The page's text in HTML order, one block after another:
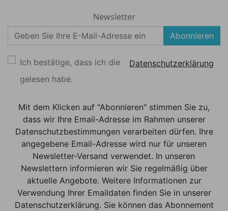
Newsletter
Abonnieren
Ich bestätige, dass ich die
Datenschutzerklärung
gelesen habe.
Mit dem Klicken auf "Abonnieren" stimmen Sie zu,
dass wir Ihre Email-Adresse im Rahmen unserer
Datenschutzbestimmungen verarbeiten dürfen. Ihre
angegebene Email-Adresse wird nur für unseren
Newsletter-Versand verwendet. In unseren
Newslettern informieren wir Sie regelmäßig über
aktuelle Angebote. Weitere Informationen zur
Verwendung Ihrer Emaildaten finden Sie in unserer
Datenschutzerklärung. Sie können das Abonnement